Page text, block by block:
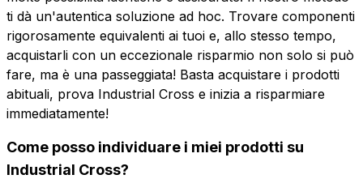
ti dà un'autentica soluzione ad hoc. Trovare componenti
rigorosamente equivalenti ai tuoi e, allo stesso tempo,
acquistarli con un eccezionale risparmio non solo si può
fare, ma è una passeggiata! Basta acquistare i prodotti
abituali, prova Industrial Cross e inizia a risparmiare
immediatamente!
Come posso individuare i miei prodotti su
Industrial Cross?